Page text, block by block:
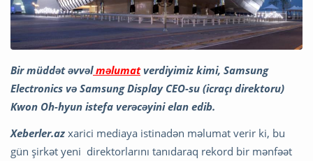
Bir müddət əvvəlməlumatverdiyimiz kimi, Samsung
Electronics və Samsung Display CEO-su (icraçı direktoru)
Kwon Oh-hyun istefa verəcəyini elan edib.
Xeberler.az xarici mediaya istinadən məlumat verir ki, bu
gün şirkət yeni direktorlarını tanıdaraq rekord bir mənfəət